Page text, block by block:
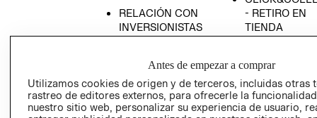
RELACIÓN CON
INVERSIONISTAS
EMPRESARIAL
- RETIRO EN
TIENDA
CONDICIONES
AVISO DE
PRIVACIDAD
GIFT CARD
Antes de empezar a comprar
Utilizamos cookies de origen y de terceros, incluidas otras
rastreo de editores externos, para ofrecerle la
nuestro sitio web, personalizar su experiencia de usuario,